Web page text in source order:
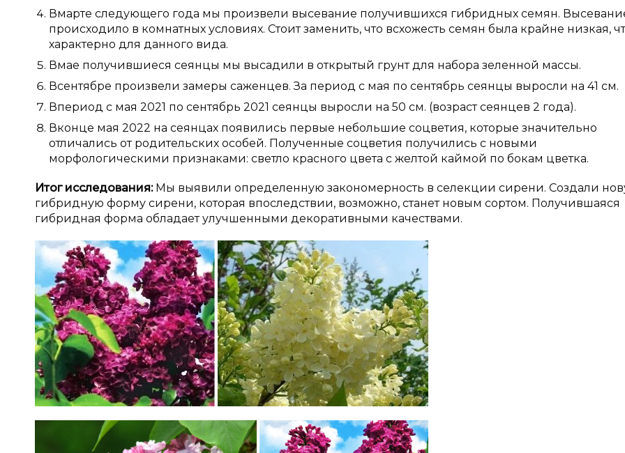
Вмарте следующего года мы произвели высевание получившихся гибридных семян.
происходило в комнатных условиях. Стоит заменить, что всхожесть семян была крайне низкая,
характерно для данного вида.
Вмае получившиеся сеянцы мы высадили в открытый грунт для набора зеленной массы.
Всентябре произвели замеры саженцев. За период с мая по сентябрь сеянцы выросли на 41 см.
Впериод с мая 2021 по сентябрь 2021 сеянцы выросли на 50 см. (возраст сеянцев 2 года).
Вконце мая 2022 на сеянцах появились первые небольшие соцветия, которые значительно
отличались от родительских особей. Полученные соцветия получились с новыми
морфологическими признаками: светло красного цвета с желтой каймой по бокам цветка.
Итог исследования: Мы выявили определенную закономерность в селекции сирени. Создали
гибридную форму сирени, которая впоследствии, возможно, станет новым сортом. Получившаяся
гибридная форма обладает улучшенными декоративными качествами.